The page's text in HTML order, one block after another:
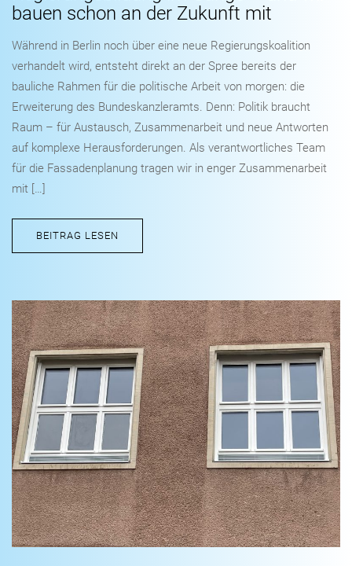
bauen schon an der Zukunft mit
Während in Berlin noch über eine neue Regierungskoalition
verhandelt wird, entsteht direkt an der Spree bereits der
bauliche Rahmen für die politische Arbeit von morgen: die
Erweiterung des Bundeskanzleramts. Denn: Politik braucht
Raum – für Austausch, Zusammenarbeit und neue Antworten
auf komplexe Herausforderungen. Als verantwortliches Team
für die Fassadenplanung tragen wir in enger Zusammenarbeit
mit […]
BEITRAG LESEN